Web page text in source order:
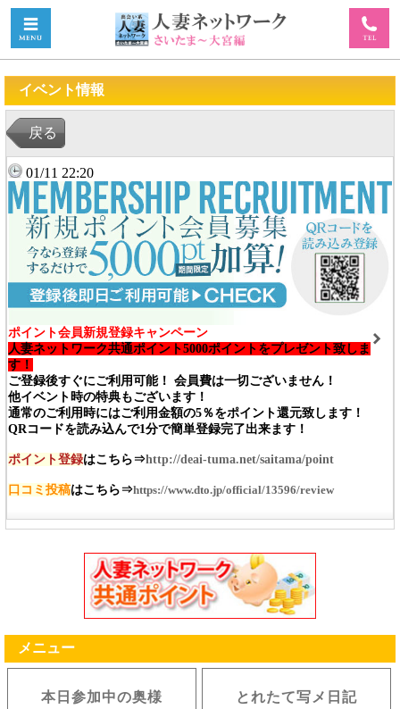
イベント情報
戻る
01/11 22:20
ポイント会員新規登録キャンペーン
人妻ネットワーク共通ポイント5000ポイントをプレゼント致しま
す！
ご登録後すぐにご利用可能！ 会員費は一切ございません！
他イベント時の特典もございます！
通常のご利用時にはご利用金額の5％をポイント還元致します！
QRコードを読み込んで1分で簡単登録完了出来ます！
ポイント登録はこちら⇒http://deai-tuma.net/saitama/point
口コミ投稿はこちら⇒https://www.dto.jp/official/13596/review
メニュー
本日参加中の奥様 とれたて写メ日記